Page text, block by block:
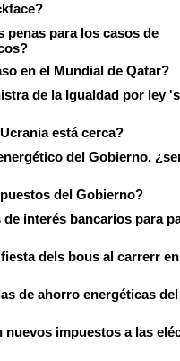
penas para los casos de
en el Mundial de Qatar?
de la Igualdad por ley
está cerca?
del Gobierno,
del Gobierno?
interés bancarios para
dels bous al carrerr
de ahorro energéticas del
nuevos impuestos a las